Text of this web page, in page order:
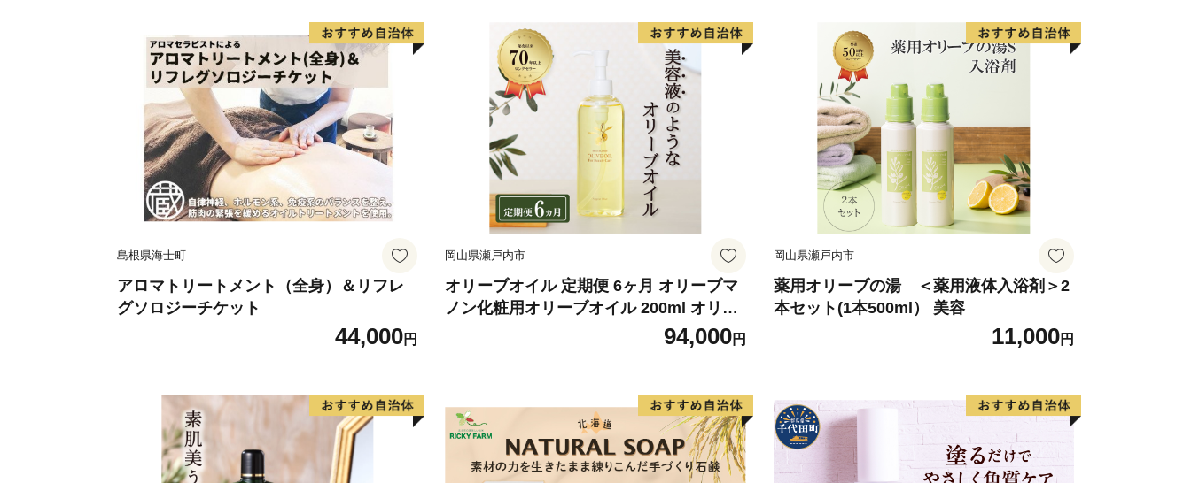
島根県海士町
アロマトリートメント（全身）＆リフレ
グソロジーチケット
44,000円
岡山県瀬戸内市
オリーブオイル 定期便 6ヶ月 オリーブマ
ノン化粧用オリーブオイル 200ml オリー
ブ オイル 美容 スキンケア 化粧用 油 オリ
94,000円
岡山県瀬戸内市
薬用オリーブの湯 ＜薬用液体入浴剤＞2
本セット(1本500ml） 美容
11,000円